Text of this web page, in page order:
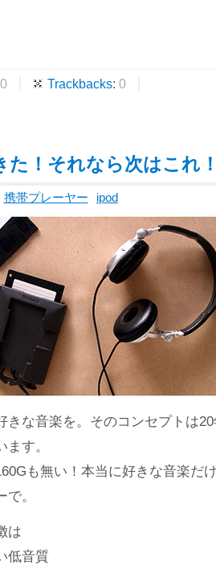
0 Trackbacks: 0
た！それなら次はこれ
携帯プレーヤー ipod
きな音楽を。そのコンセプトは
す。
も無い！本当に好きな音楽だ
。
は
低音質